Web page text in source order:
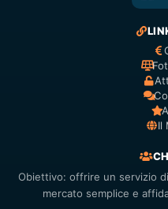
Il
Obiettivo: offrire un servizio
mercato semplice e